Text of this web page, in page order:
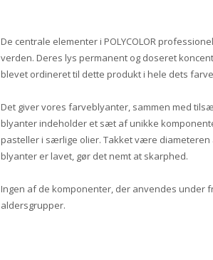
De centrale elementer i POLYCOLOR
verden. Deres lys permanent og doseret
blevet ordineret til dette produkt i hele dets
Det giver vores farveblyanter, sammen med
blyanter indeholder et sæt af unikke
pasteller i særlige olier. Takket være diameteren
blyanter er lavet, gør det nemt at skarphed.
Ingen af de komponenter, der anvendes under
aldersgrupper.